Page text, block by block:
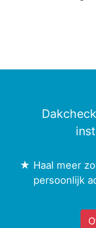
★ Haal meer
persoonlijk